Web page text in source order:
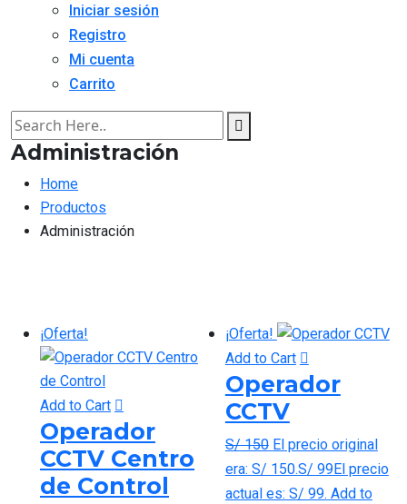
Iniciar sesión
Registro
Mi cuenta
Carrito
Administración
Home
Productos
Administración
¡Oferta!
Add to Cart
Operador
CCTV Centro
de Control
¡Oferta!
Add to Cart
Operador
CCTV
S/150 El precio original
era: S/ 150.S/ 99El precio
actual es: S/ 99. Add to